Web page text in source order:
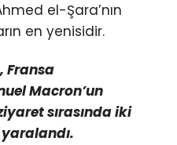
el-Şara’nın
en yenisidir.
Fransa
Macron’un
sırasında iki